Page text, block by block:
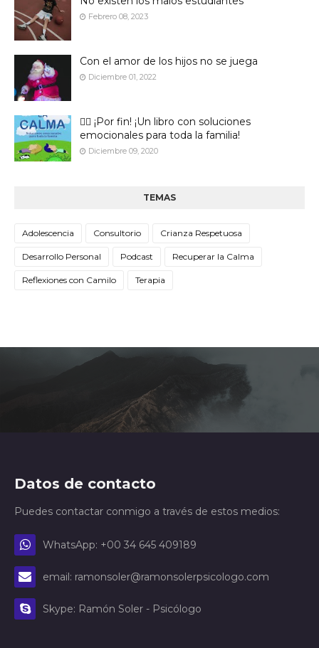
Febrero 08, 2023
Con el amor de los hijos no se juega
Diciembre 01, 2022
🙋‍♀️ ¡Por fin! ¡Un libro con soluciones
emocionales para toda la familia!
Diciembre 09, 2020
TEMAS
Adolescencia Consultorio Crianza Respetuosa
Desarrollo Personal Podcast Recuperar la Calma
Reflexiones con Camilo Terapia
Datos de contacto
Puedes contactar conmigo a través de estos medios:
WhatsApp: +00 34 645 409189
email: ramonsoler@ramonsolerpsicologo.com
Skype: Ramón Soler - Psicólogo